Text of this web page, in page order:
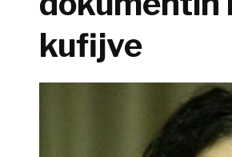
kufijve